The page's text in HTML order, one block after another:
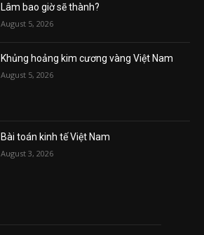
Lâm bao giờ sẽ thành?
August 5, 2026
Khủng hoảng kim cương vàng Việt Nam
August 5, 2026
Bài toán kinh tế Việt Nam
August 3, 2026